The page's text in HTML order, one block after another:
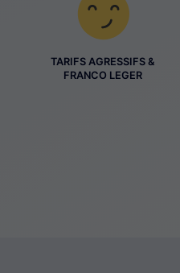
TARIFS AGRESSIFS &
FRANCO LEGER